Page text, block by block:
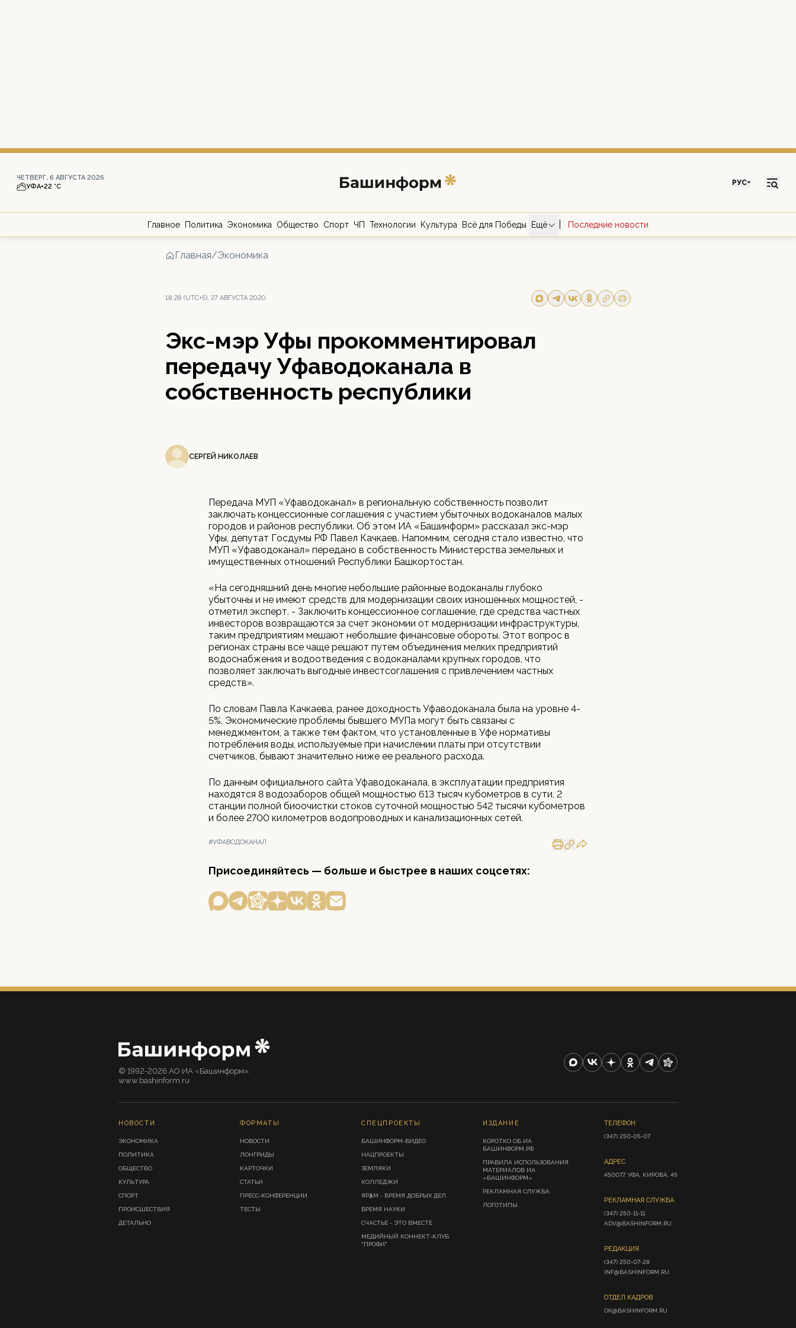
ЧЕТВЕРГ, 6 АВГУСТА 2026
УФА+22 °С РУС
Главное Политика Экономика Общество Спорт ЧП Технологии Культура Всё для Победы Ещё Последние новости
Главная/Экономика
18:28 (UTC+5), 27 АВГУСТА 2020
Экс-мэр Уфы прокомментировал
передачу Уфаводоканала в
собственность республики
СЕРГЕЙ НИКОЛАЕВ
Передача МУП «Уфаводоканал» в региональную собственность позволит
заключать концессионные соглашения с участием убыточных водоканалов малых
городов и районов республики. Об этом ИА «Башинформ» рассказал экс-мэр
Уфы, депутат Госдумы РФ Павел Качкаев. Напомним, сегодня стало известно, что
МУП «Уфаводоканал» передано в собственность Министерства земельных и
имущественных отношений Республики Башкортостан.
«На сегодняшний день многие небольшие районные водоканалы глубоко
убыточны и не имеют средств для модернизации своих изношенных мощностей, -
отметил эксперт. - Заключить концессионное соглашение, где средства частных
инвесторов возвращаются за счет экономии от модернизации инфраструктуры,
таким предприятиям мешают небольшие финансовые обороты. Этот вопрос в
регионах страны все чаще решают путем объединения мелких предприятий
водоснабжения и водоотведения с водоканалами крупных городов, что
позволяет заключать выгодные инвестсоглашения с привлечением частных
средств».
По словам Павла Качкаева, ранее доходность Уфаводоканала была на уровне 4-
5%. Экономические проблемы бывшего МУПа могут быть связаны с
менеджментом, а также тем фактом, что установленные в Уфе нормативы
потребления воды, используемые при начислении платы при отсутствии
счетчиков, бывают значительно ниже ее реального расхода.
По данным официального сайта Уфаводоканала, в эксплуатации предприятия
находятся 8 водозаборов общей мощностью 613 тысяч кубометров в сути, 2
станции полной биоочистки стоков суточной мощностью 542 тысячи кубометров
и более 2700 километров водопроводных и канализационных сетей.
#УФАВОДОКАНАЛ
Присоединяйтесь — больше и быстрее в наших соцсетях:
© 1992-2026 АО ИА «Башинформ».
www.bashinform.ru
НОВОСТИ
ЭКОНОМИКА
ПОЛИТИКА
ОБЩЕСТВО
КУЛЬТУРА
СПОРТ
ПРОИСШЕСТВИЯ
ДЕТАЛЬНО
ФОРМАТЫ
НОВОСТИ
ЛОНГРИДЫ
КАРТОЧКИ
СТАТЬИ
ПРЕСС-КОНФЕРЕНЦИИ
ТЕСТЫ
СПЕЦПРОЕКТЫ
БАШИНФОРМ-ВИДЕО
НАЦПРОЕКТЫ
ЗЕМЛЯКИ
КОЛЛЕДЖИ
ЯРҘАМ - ВРЕМЯ ДОБРЫХ ДЕЛ
ВРЕМЯ НАУКИ
СЧАСТЬЕ - ЭТО ВМЕСТЕ
МЕДИЙНЫЙ КОННЕКТ-КЛУБ
"ПРОФИ"
ИЗДАНИЕ
КОРОТКО ОБ ИА
БАШИНФОРМ.РФ
ПРАВИЛА ИСПОЛЬЗОВАНИЯ
МАТЕРИАЛОВ ИА
«БАШИНФОРМ»
РЕКЛАМНАЯ СЛУЖБА
ЛОГОТИПЫ
ТЕЛЕФОН
(347) 250-05-07
АДРЕС
450077, УФА, КИРОВА, 45
РЕКЛАМНАЯ СЛУЖБА
(347) 250-11-11
ADV@BASHINFORM.RU
РЕДАКЦИЯ
(347) 250-07-28
INF@BASHINFORM.RU
ОТДЕЛ КАДРОВ
OK@BASHINFORM.RU